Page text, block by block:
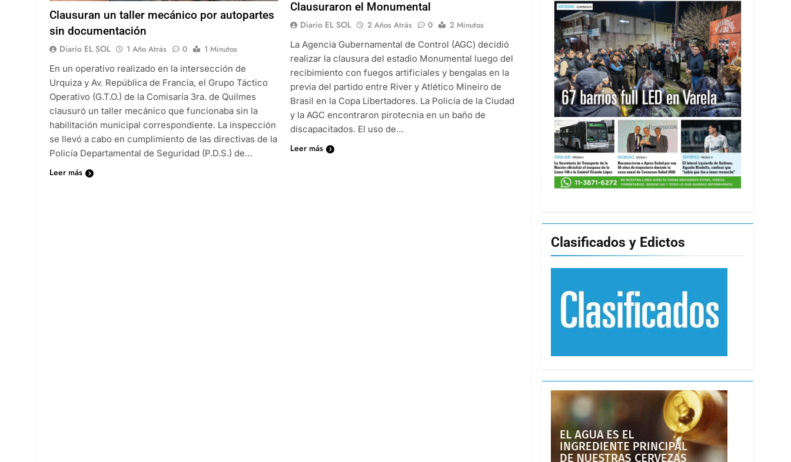
Clausuran un taller mecánico por autopartes
sin documentación
Diario EL SOL 1 Año Atrás 0
1 Minutos
En un operativo realizado en la intersección de
Urquiza y Av. República de Francia, el Grupo Táctico
Operativo (G.T.O.) de la Comisaría 3ra. de Quilmes
clausuró un taller mecánico que funcionaba sin la
habilitación municipal correspondiente. La inspección
se llevó a cabo en cumplimiento de las directivas de la
Policía Departamental de Seguridad (P.D.S.) de…
Leer más
Clausuraron el Monumental
Diario EL SOL 2 Años Atrás 0
2 Minutos
La Agencia Gubernamental de Control (AGC) decidió
realizar la clausura del estadio Monumental luego del
recibimiento con fuegos artificiales y bengalas en la
previa del partido entre River y Atlético Mineiro de
Brasil en la Copa Libertadores. La Policía de la Ciudad
y la AGC encontraron pirotecnia en un baño de
discapacitados. El uso de…
Leer más
Clasificados y Edictos